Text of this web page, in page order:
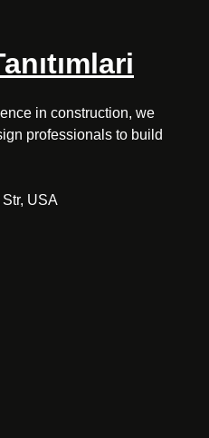
in construction, we
professionals to build
USA